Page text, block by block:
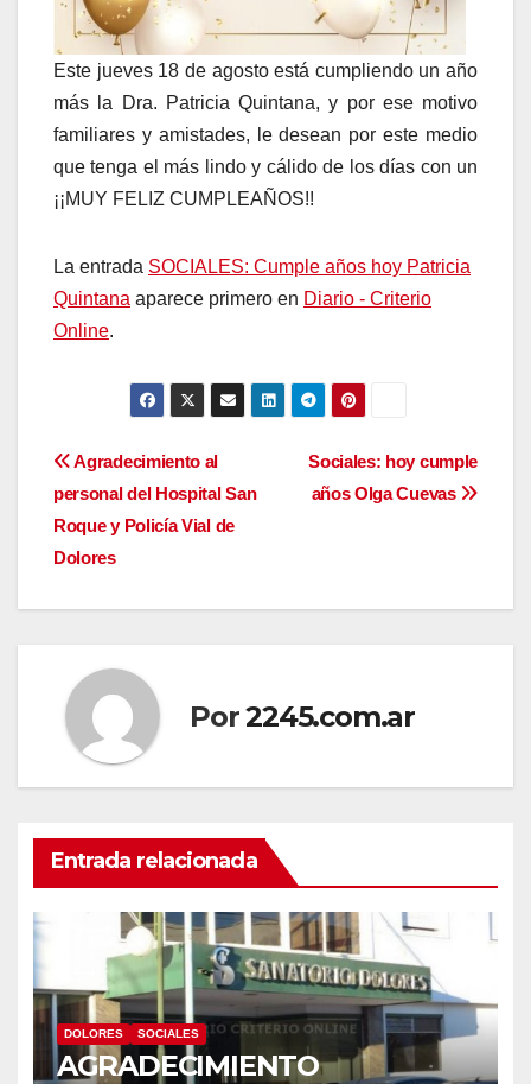
Este jueves 18 de agosto está cumpliendo un año
más la Dra. Patricia Quintana, y por ese motivo
familiares y amistades, le desean por este medio
que tenga el más lindo y cálido de los días con un
¡¡MUY FELIZ CUMPLEAÑOS!!
La entrada SOCIALES: Cumple años hoy Patricia
Quintana aparece primero en Diario - Criterio
Online.
Navegación
de
entradas
Sociales: hoy cumple
años Olga Cuevas
Agradecimiento al
personal del Hospital San
Roque y Policía Vial de
Dolores
Por2245.com.ar
Entrada relacionada
DOLORES SOCIALES
AGRADECIMIENTO